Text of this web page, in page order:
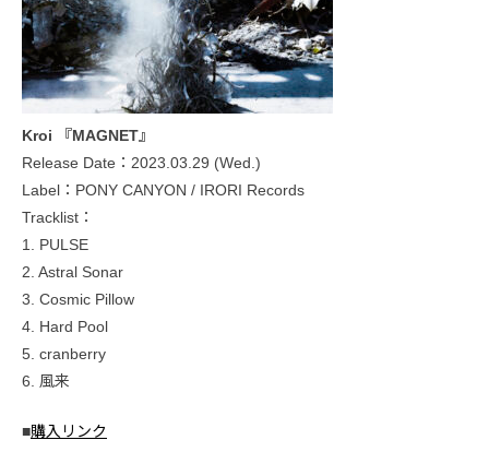
Kroi 『MAGNET』
Release Date：2023.03.29 (Wed.)
Label：PONY CANYON / IRORI Records
Tracklist：
1. PULSE
2. Astral Sonar
3. Cosmic Pillow
4. Hard Pool
5. cranberry
6. 風来
■購入リンク